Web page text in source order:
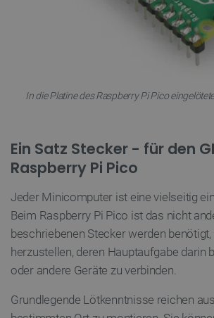
In die Platine des Raspberry Pi Pico
Ein Satz Stecker - für den
Raspberry Pi Pico
Jeder Minicomputer ist eine vielseitig
Beim Raspberry Pi Pico ist das nicht
beschriebenen Stecker werden
herzustellen, deren Hauptaufgabe darin
oder andere Geräte zu verbinden.
Grundlegende Lötkenntnisse reichen
Unbedingt erforderliche Cookies
die Website nicht ordnungsgemäß
werden.
Name
VISITOR_PRIVACY_METADATA